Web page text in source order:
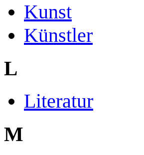
Kunst
Künstler
L
Literatur
M